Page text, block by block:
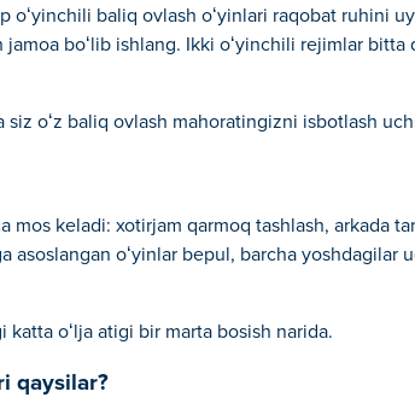
oʻyinchili baliq ovlash oʻyinlari raqobat ruhini
boʻlib ishlang. Ikki oʻyinchili rejimlar bitta
siz oʻz baliq ovlash mahoratingizni isbotlash
mos keladi: xotirjam qarmoq tashlash, arkada
asoslangan oʻyinlar bepul, barcha yoshdagilar
oʻlja atigi bir marta bosish narida.
qaysilar?